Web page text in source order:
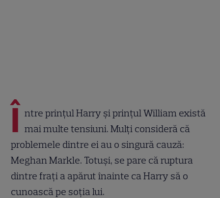
Î ntre prințul Harry și prințul William există
mai multe tensiuni. Mulți consideră că
problemele dintre ei au o singură cauză:
Meghan Markle. Totuși, se pare că ruptura
dintre frați a apărut înainte ca Harry să o
cunoască pe soția lui.